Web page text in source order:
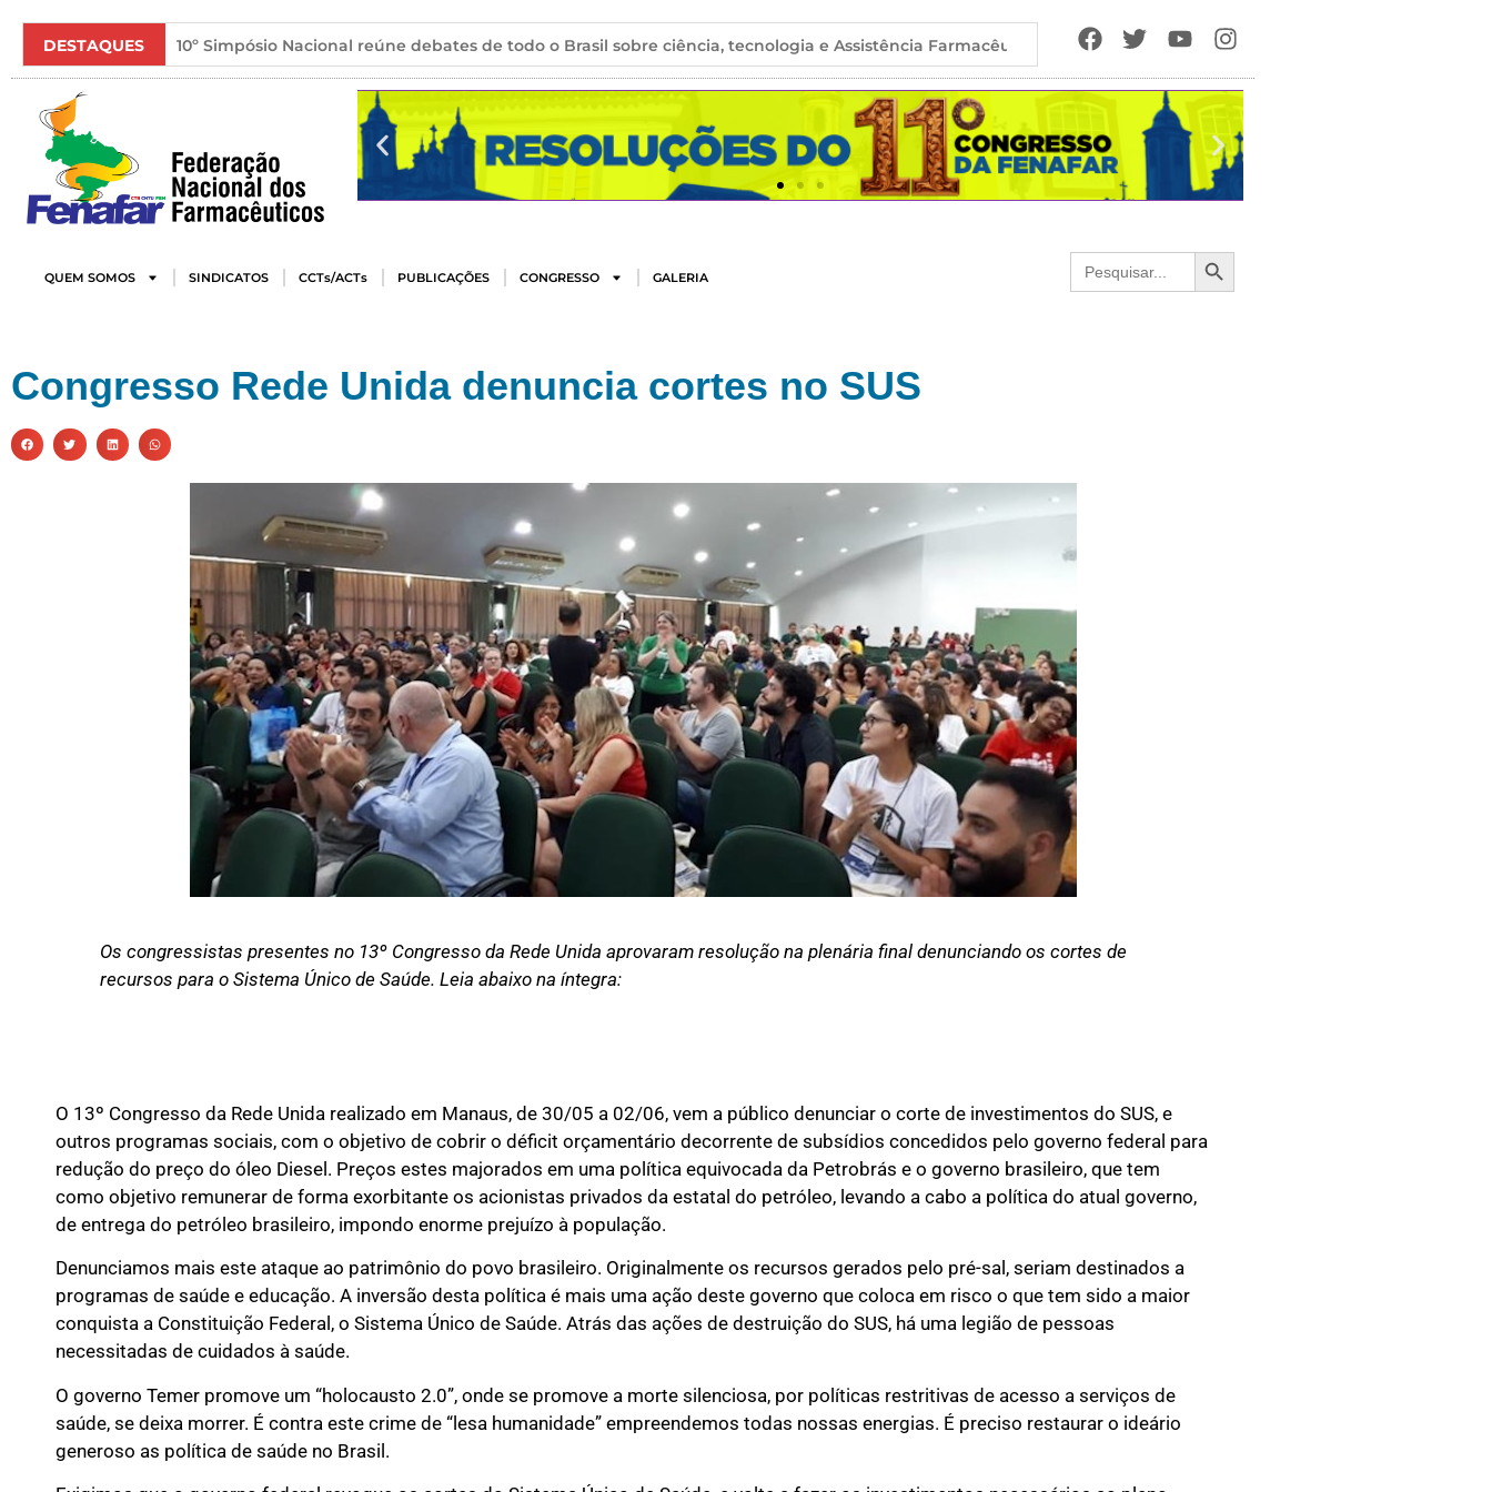
DESTAQUES 10º Simpósio Nacional reúne debates de todo o Brasil sobre ciência, tecnologia e Assistência Farmacêutica
QUEM SOMOS SINDICATOS CCTs/ACTs PUBLICAÇÕES CONGRESSO GALERIA
Search
for:
Search Button
Congresso Rede Unida denuncia cortes no SUS
Os congressistas presentes no 13º Congresso da Rede Unida aprovaram resolução na plenária final denunciando os cortes de
recursos para o Sistema Único de Saúde. Leia abaixo na íntegra:
O 13º Congresso da Rede Unida realizado em Manaus, de 30/05 a 02/06, vem a público denunciar o corte de investimentos do SUS, e
outros programas sociais, com o objetivo de cobrir o déficit orçamentário decorrente de subsídios concedidos pelo governo federal para
redução do preço do óleo Diesel. Preços estes majorados em uma política equivocada da Petrobrás e o governo brasileiro, que tem
como objetivo remunerar de forma exorbitante os acionistas privados da estatal do petróleo, levando a cabo a política do atual governo,
de entrega do petróleo brasileiro, impondo enorme prejuízo à população.
Denunciamos mais este ataque ao patrimônio do povo brasileiro. Originalmente os recursos gerados pelo pré-sal, seriam destinados a
programas de saúde e educação. A inversão desta política é mais uma ação deste governo que coloca em risco o que tem sido a maior
conquista a Constituição Federal, o Sistema Único de Saúde. Atrás das ações de destruição do SUS, há uma legião de pessoas
necessitadas de cuidados à saúde.
O governo Temer promove um “holocausto 2.0”, onde se promove a morte silenciosa, por políticas restritivas de acesso a serviços de
saúde, se deixa morrer. É contra este crime de “lesa humanidade” empreendemos todas nossas energias. É preciso restaurar o ideário
generoso as política de saúde no Brasil.